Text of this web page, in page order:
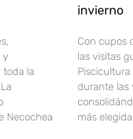
y
toda la
Necochea
invierno
Con cupos
las visitas
durante las
más